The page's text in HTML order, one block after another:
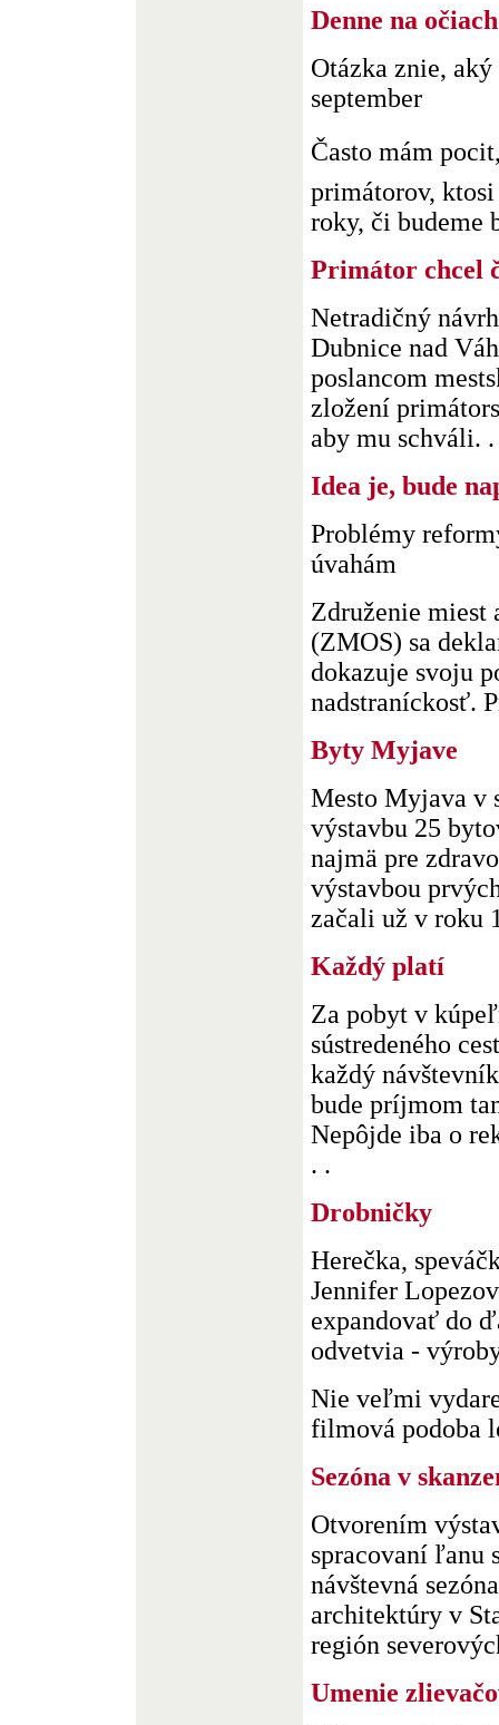
Denne na
Otázka znie,
september
Často mám
primátorov,
roky, či budeme
Primátor chcel
Netradičný
Dubnice nad
poslancom
zložení
aby mu schváli.
Idea je, bude
Problémy
úvahám
Združenie miest
(ZMOS) sa
dokazuje svoju
nadstraníckosť.
Byty Myjave
Mesto Myjava v
výstavbu 25
najmä pre
výstavbou
začali už v roku
Každý platí
Za pobyt v
sústredeného
každý
bude príjmom
Nepôjde iba o
. .
Drobničky
Herečka,
Jennifer
expandovať do
odvetvia -
Nie veľmi
filmová podoba
Sezóna v
Otvorením
spracovaní ľanu
návštevná
architektúry v
región
Umenie